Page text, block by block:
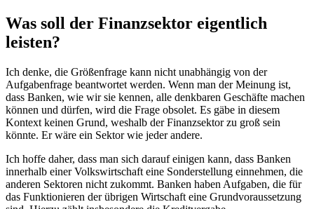
Was soll der Finanzsektor eigentlich
leisten?
Ich denke, die Größenfrage kann nicht unabhängig von der
Aufgabenfrage beantwortet werden. Wenn man der Meinung ist,
dass Banken, wie wir sie kennen, alle denkbaren Geschäfte machen
können und dürfen, wird die Frage obsolet. Es gäbe in diesem
Kontext keinen Grund, weshalb der Finanzsektor zu groß sein
könnte. Er wäre ein Sektor wie jeder andere.
Ich hoffe daher, dass man sich darauf einigen kann, dass Banken
innerhalb einer Volkswirtschaft eine Sonderstellung einnehmen, die
anderen Sektoren nicht zukommt. Banken haben Aufgaben, die für
das Funktionieren der übrigen Wirtschaft eine Grundvoraussetzung